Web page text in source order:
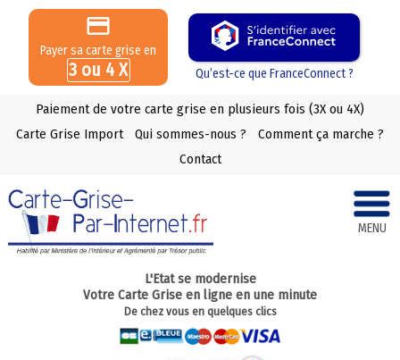
Payer sa carte grise en
3 ou 4 X Qu’est-ce que FranceConnect ?
Paiement de votre carte grise en plusieurs fois (3X ou 4X)
Carte Grise Import
Qui sommes-nous ?
Comment ça marche ?
Contact
MENU
L'Etat se modernise
Votre Carte Grise en ligne en une minute
De chez vous en quelques clics